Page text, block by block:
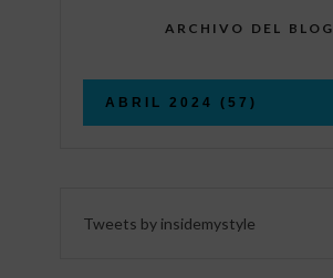
ARCHIVO DEL BLOG
Tweets by insidemystyle